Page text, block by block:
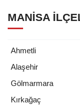
MANISA
Ahmetli
Alaşehir
Gölmarmara
Kırkağaç